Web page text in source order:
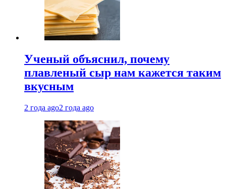
Ученый объяснил, почему
плавленый сыр нам кажется таким
вкусным
2 года ago2 года ago